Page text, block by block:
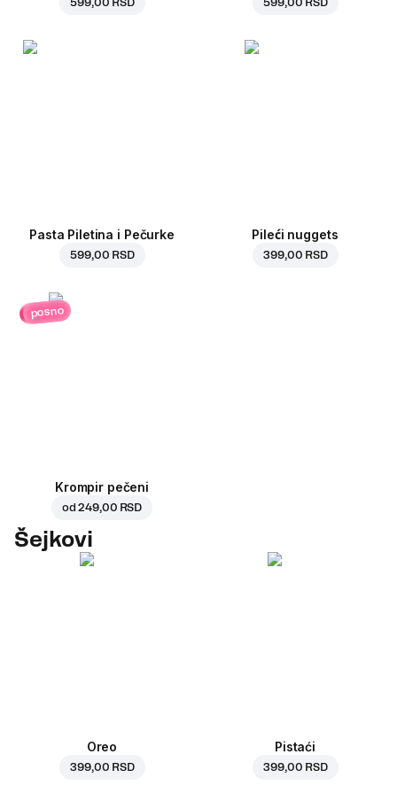
Pasta Piletina i Pečurke
599,00 RSD
Pileći nuggets
399,00 RSD
posno
Krompir pečeni
od249,00 RSD
Šejkovi
Oreo
399,00 RSD
Pistaći
399,00 RSD